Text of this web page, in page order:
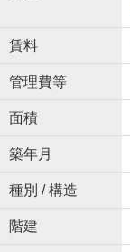
賃料
管理費等
面積
築年月
種別 / 構造
階建